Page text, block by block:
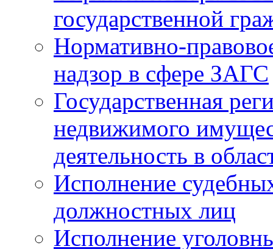
государственной
Нормативно-
надзор в сфере ЗАГС
Государственная
недвижимого
деятельность в
Исполнение
должностных лиц
Исполнение